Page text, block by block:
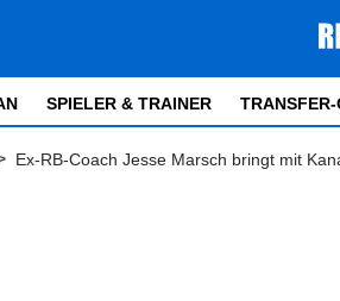
SPIELER & TRAINER
Ex-RB-Coach Jesse Marsch bringt mit